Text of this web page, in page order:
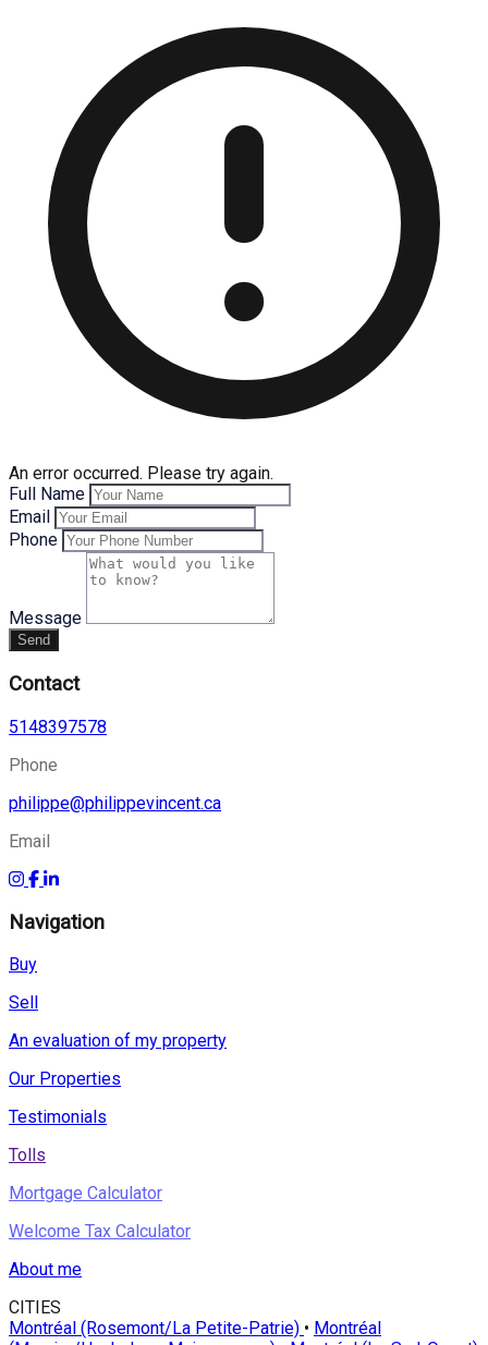
An error occurred. Please try again.
Full Name
Email
Phone
Message
Send
Contact
5148397578
Phone
philippe@philippevincent.ca
Email
Navigation
Buy
Sell
An evaluation of my property
Our Properties
Testimonials
Tolls
Mortgage Calculator
Welcome Tax Calculator
About me
CITIES
Montréal (Rosemont/La Petite-Patrie) • Montréal